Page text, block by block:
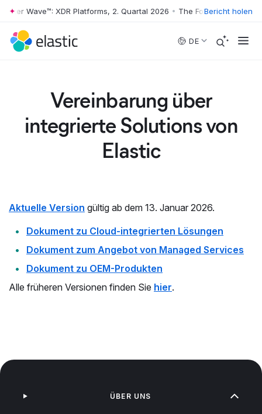
Skip to main content
Wave™: XDR Platforms, 2. Quartal 2026 • The Forrester Wave™:
Bericht holen
DE
Vereinbarung über
integrierte Solutions von
Elastic
Aktuelle Version gültig ab dem 13. Januar 2026.
Dokument zu Cloud-integrierten Lösungen
Dokument zum Angebot von Managed Services
Dokument zu OEM-Produkten
Alle früheren Versionen finden Sie hier.
ÜBER UNS